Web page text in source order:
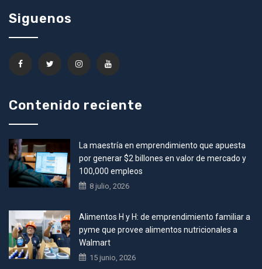
Siguenos
Contenido reciente
La maestría en emprendimiento que apuesta
por generar $2 billones en valor de mercado y
100,000 empleos
8 julio, 2026
Alimentos H y H: de emprendimiento familiar a
pyme que provee alimentos nutricionales a
Walmart
15 junio, 2026